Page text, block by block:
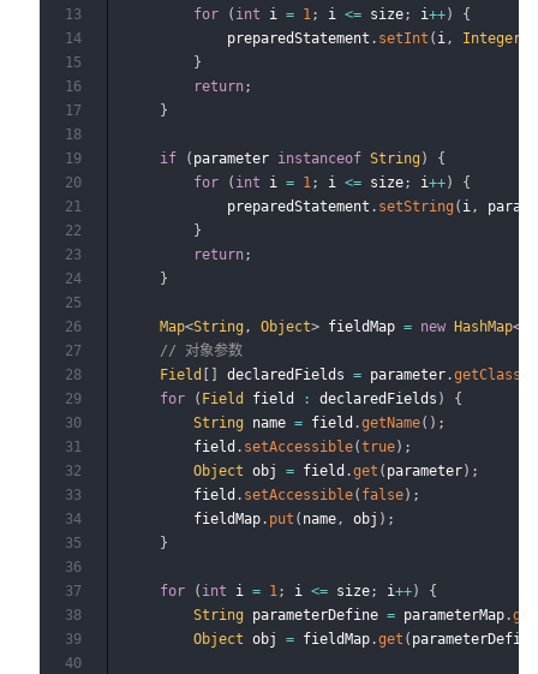
for
( int i = 1 ; i <= size ; i++)
{
            preparedStatement
. setInt ( i , Integer
}
return ;
}
if ( parameter instanceof String )
{
for
( int i = 1 ; i <= size ; i++)
{
            preparedStatement
. setString ( i ,
}
return ;
}
Map<String , Object> fieldMap = new HashMap<
// 对象参数
Field [ ] declaredFields = parameter .getClass
for
( Field field : declaredFields )
{
String name = field .getName( ) ;
        field
. setAccessible(true) ;
Object obj = field .get ( parameter) ;
        field
. setAccessible( false) ;
        fieldMap
. put ( name , obj ) ;
}
for ( int i = 1 ; i <= size ; i++)
{
String parameterDefine = parameterMap .get
Object obj = fieldMap .get ( parameterDefine
13
14
15
16
17
18
19
20
21
22
23
24
25
26
27
28
29
30
31
32
33
34
35
36
37
38
39
40